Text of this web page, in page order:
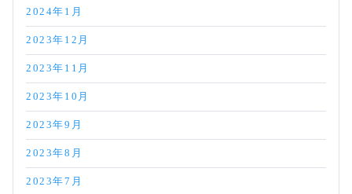
2024年1月
2023年12月
2023年11月
2023年10月
2023年9月
2023年8月
2023年7月